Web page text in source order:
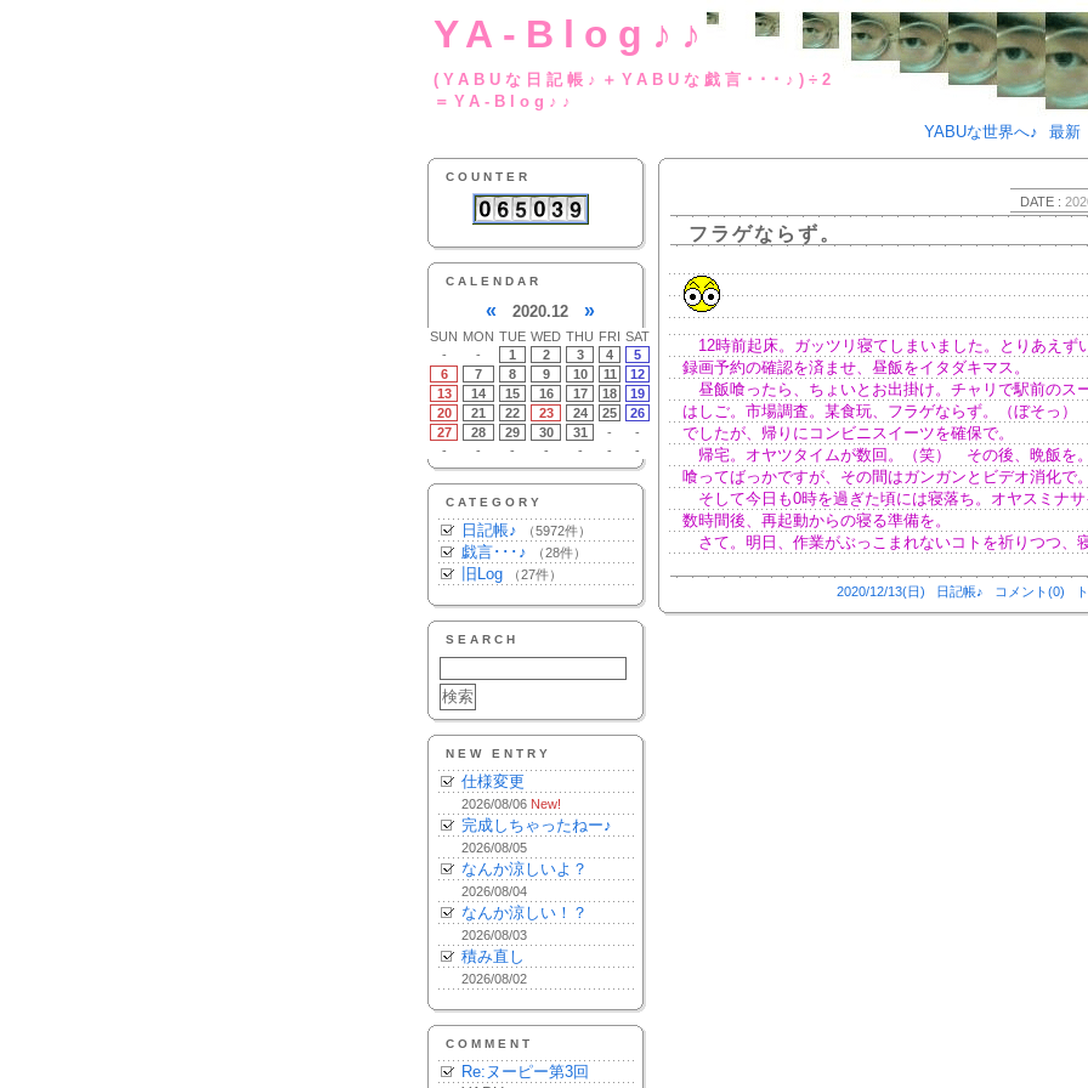
YA-Blog♪♪
(YABUな日記帳♪＋YABUな戯言･･
＝YA-Blog♪♪
YABUな世界へ♪
最新
COUNTER
CALENDAR
« 2020.12 »
SUN MON TUE WED THU FRI SAT
-
- 1 2 3 4
5
6
7 8 9 10 11
12
13
14 15 16 17 18
19
20
21 22 23 24 25
26
27
28 29 30 31 -
-
-
- - - - - -
CATEGORY
日記帳♪ （5972件）
戯言･･･♪ （28件）
旧Log （27件）
SEARCH
NEW ENTRY
仕様変更
2026/08/06 New!
完成しちゃったねー♪
2026/08/05
なんか涼しいよ？
2026/08/04
なんか涼しい！？
2026/08/03
積み直し
2026/08/02
COMMENT
Re:ヌーピー第3回
DATE :
フラゲならず。
12時前起床。ガッツリ寝てしまいました。とりあえず
録画予約の確認を済ませ、昼飯をイタダキマス。
昼飯喰ったら、ちょいとお出掛け。チャリで駅前のス
はしご。市場調査。某食玩、フラゲならず。（ぼそっ
でしたが、帰りにコンビニスイーツを確保で。
帰宅。オヤツタイムが数回。（笑） その後、晩飯を
喰ってばっかですが、その間はガンガンとビデオ消化で。
そして今日も0時を過ぎた頃には寝落ち。オヤスミナサ
数時間後、再起動からの寝る準備を。
さて。明日、作業がぶっこまれないコトを祈りつつ、寝
2020/12/13(日) 日記帳♪ コメント(0)